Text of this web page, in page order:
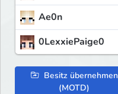
Ae0n
0LexxiePaige0
Besitz übernehmen
(MOTD)